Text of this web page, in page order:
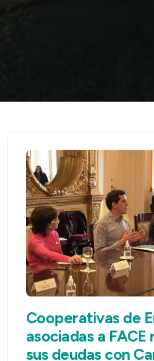
Cooperativas de
asociadas a
sus deudas con